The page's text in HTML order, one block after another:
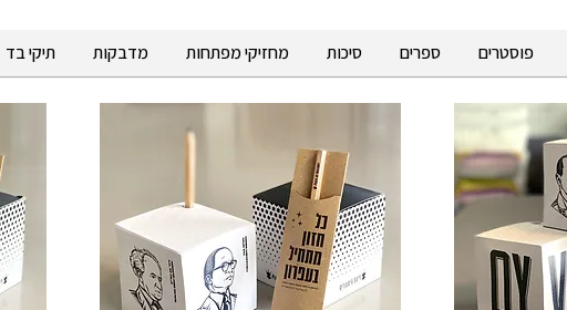
פוסטרים ספרים סיכות מחזיקי מפתחות מדבקות תיקי בד